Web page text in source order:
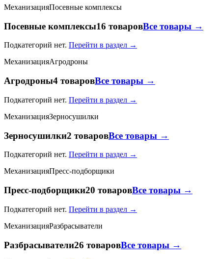
МеханизацияПосевные комплексы
Посевные комплексы16 товаровВсе товары →
Подкатегорий нет. Перейти в раздел →
МеханизацияАгродроны
Агродроны4 товаровВсе товары →
Подкатегорий нет. Перейти в раздел →
МеханизацияЗерносушилки
Зерносушилки2 товаровВсе товары →
Подкатегорий нет. Перейти в раздел →
МеханизацияПресс-подборщики
Пресс-подборщики20 товаровВсе товары →
Подкатегорий нет. Перейти в раздел →
МеханизацияРазбрасыватели
Разбрасыватели26 товаровВсе товары →